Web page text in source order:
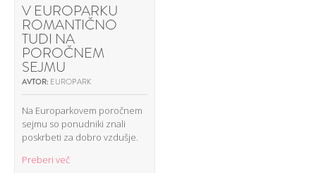
V EUROPARKU
ROMANTIČNO
TUDI NA
POROČNEM
SEJMU
AVTOR: EUROPARK
Na Europarkovem poročnem
sejmu so ponudniki znali
poskrbeti za dobro vzdušje.
Preberi več